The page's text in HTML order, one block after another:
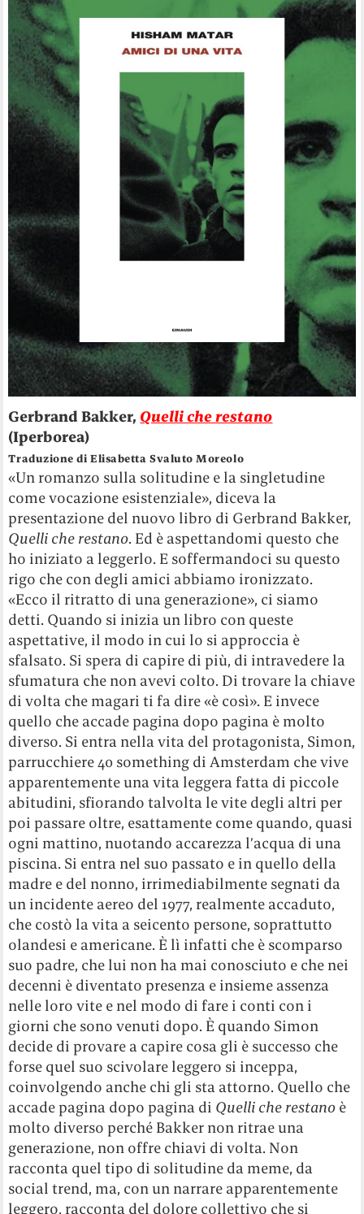
Gerbrand Bakker, Quelli che restano
(Iperborea)
Traduzione di Elisabetta Svaluto Moreolo
«Un romanzo sulla solitudine e la singletudine
come vocazione esistenziale», diceva la
presentazione del nuovo libro di Gerbrand Bakker,
Quelli che restano. Ed è aspettandomi questo che
ho iniziato a leggerlo. E soffermandoci su questo
rigo che con degli amici abbiamo ironizzato.
«Ecco il ritratto di una generazione», ci siamo
detti. Quando si inizia un libro con queste
aspettative, il modo in cui lo si approccia è
sfalsato. Si spera di capire di più, di intravedere la
sfumatura che non avevi colto. Di trovare la chiave
di volta che magari ti fa dire «è così». E invece
quello che accade pagina dopo pagina è molto
diverso. Si entra nella vita del protagonista, Simon,
parrucchiere 40 something di Amsterdam che vive
apparentemente una vita leggera fatta di piccole
abitudini, sfiorando talvolta le vite degli altri per
poi passare oltre, esattamente come quando, quasi
ogni mattino, nuotando accarezza l’acqua di una
piscina. Si entra nel suo passato e in quello della
madre e del nonno, irrimediabilmente segnati da
un incidente aereo del 1977, realmente accaduto,
che costò la vita a seicento persone, soprattutto
olandesi e americane. È lì infatti che è scomparso
suo padre, che lui non ha mai conosciuto e che nei
decenni è diventato presenza e insieme assenza
nelle loro vite e nel modo di fare i conti con i
giorni che sono venuti dopo. È quando Simon
decide di provare a capire cosa gli è successo che
forse quel suo scivolare leggero si inceppa,
coinvolgendo anche chi gli sta attorno. Quello che
accade pagina dopo pagina di Quelli che restano è
molto diverso perché Bakker non ritrae una
generazione, non offre chiavi di volta. Non
racconta quel tipo di solitudine da meme, da
social trend, ma, con un narrare apparentemente
leggero, racconta del dolore collettivo che si